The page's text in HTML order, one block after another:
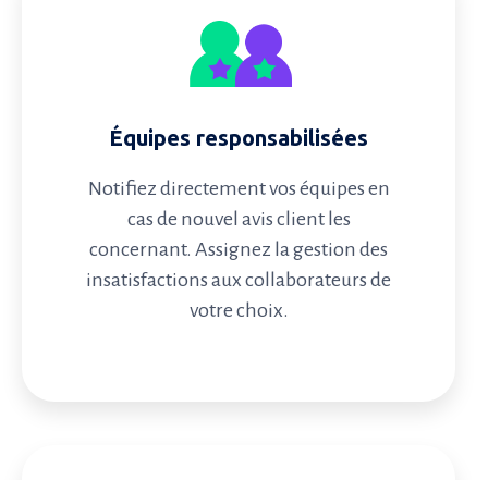
Équipes responsabilisées
Notifiez directement vos équipes en
cas de nouvel avis client les
concernant. Assignez la gestion des
insatisfactions aux collaborateurs de
votre choix.